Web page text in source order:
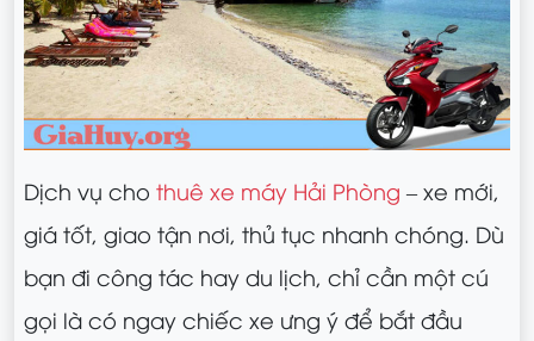
Dịch vụ cho thuê xe máy Hải Phòng – xe mới,
giá tốt, giao tận nơi, thủ tục nhanh chóng. Dù
bạn đi công tác hay du lịch, chỉ cần một cú
gọi là có ngay chiếc xe ưng ý để bắt đầu